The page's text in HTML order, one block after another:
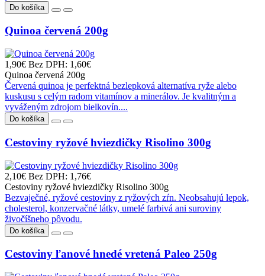
Do košíka
Quinoa červená 200g
1,90€ Bez DPH: 1,60€
Quinoa červená 200g
Červená quinoa je perfektná bezlepková alternatíva ryže alebo
kuskusu s celým radom vitamínov a minerálov. Je kvalitným a
vyváženým zdrojom bielkovín....
Do košíka
Cestoviny ryžové hviezdičky Risolino 300g
2,10€ Bez DPH: 1,76€
Cestoviny ryžové hviezdičky Risolino 300g
Bezvaječné, ryžové cestoviny z ryžových zŕn. Neobsahujú lepok,
cholesterol, konzervačné látky, umelé farbivá ani suroviny
živočíšneho pôvodu.
Do košíka
Cestoviny ľanové hnedé vretená Paleo 250g